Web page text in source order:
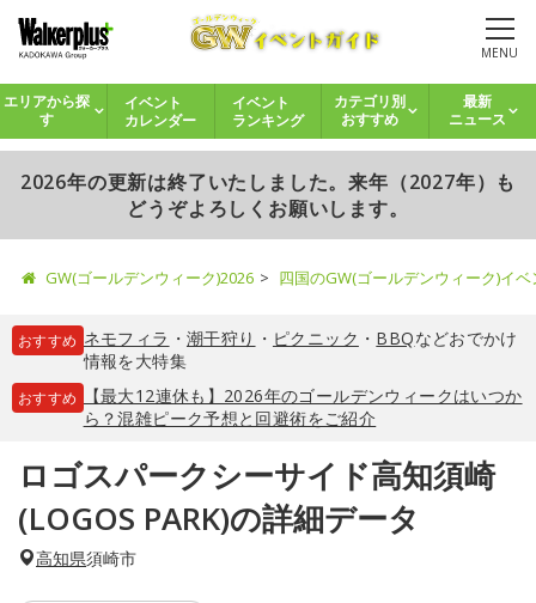
MENU
エリアから探
す
イベント
カレンダー
イベント
ランキング
カテゴリ別
おすすめ
最新
ニュース
2026年の更新は終了いたしました。来年（2027年）も
どうぞよろしくお願いします。
GW(ゴールデンウィーク)2026 四国のGW(ゴールデンウィーク)イ
おすすめ ネモフィラ ・ 潮干狩り ・ ピクニック ・ BBQなどおでかけ
情報を大特集
おすすめ
【最大12連休も】2026年のゴールデンウィークはいつか
ら？混雑ピーク予想と回避術をご紹介
ロゴスパークシーサイド高知須崎
(LOGOS PARK)の詳細データ
高知県須崎市